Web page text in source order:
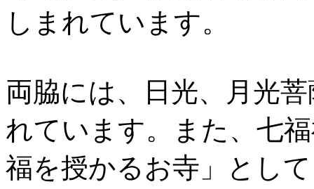
しまれています。
両脇には、日光、月光
れています。また、七
福を授かるお寺」とし